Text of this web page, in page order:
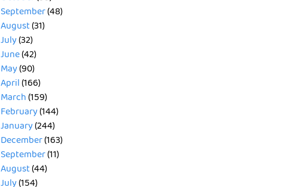
September(48)
August(31)
July(32)
June(42)
May(90)
April(166)
March(159)
February(144)
January(244)
December(163)
September(11)
August(44)